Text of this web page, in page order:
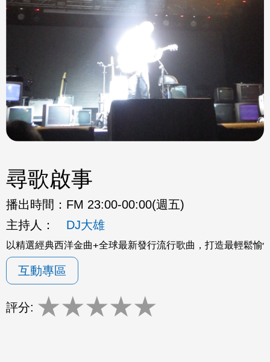
尋歌啟事
播出時間： FM 23:00-00:00(週五)
主持人：
DJ大雄
以精選經典西洋金曲+全球最新發行流行歌曲，打造最輕鬆愉
互動專區
評分: ★★★★★